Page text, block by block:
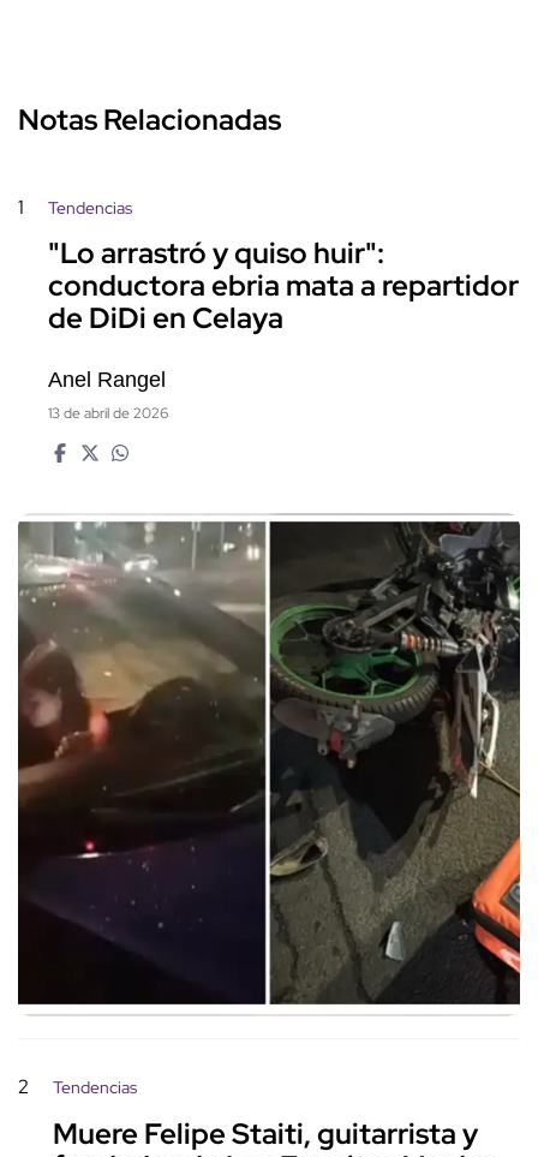
Notas Relacionadas
1 Tendencias
"Lo arrastró y quiso huir":
conductora ebria mata a repartidor
de DiDi en Celaya
Anel Rangel
13 de abril de 2026
2 Tendencias
Muere Felipe Staiti, guitarrista y